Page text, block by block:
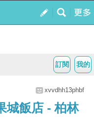
我的
訂閱
xvvdhh13phbf
城飯店 - 柏林